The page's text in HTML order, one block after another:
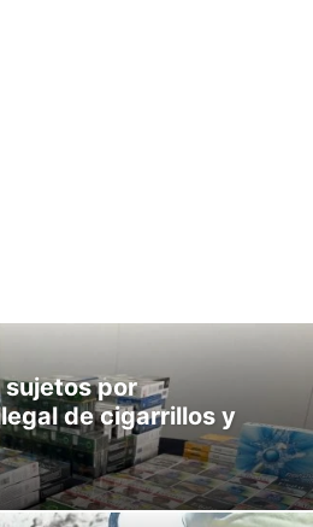
sujetos por
de cigarrillos y